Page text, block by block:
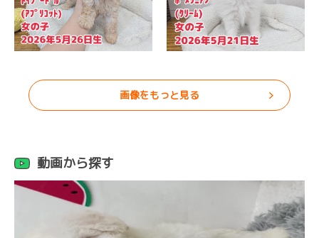
画像をもっと見る
動画から探す